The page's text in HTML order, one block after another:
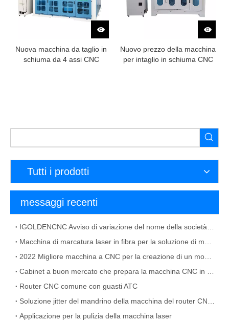
Nuova macchina da taglio in
schiuma da 4 assi CNC
Nuovo prezzo della macchina
per intaglio in schiuma CNC
Tutti i prodotti
messaggi recenti
Router CNC comune con guasti ATC
Applicazione per la pulizia della macchina laser